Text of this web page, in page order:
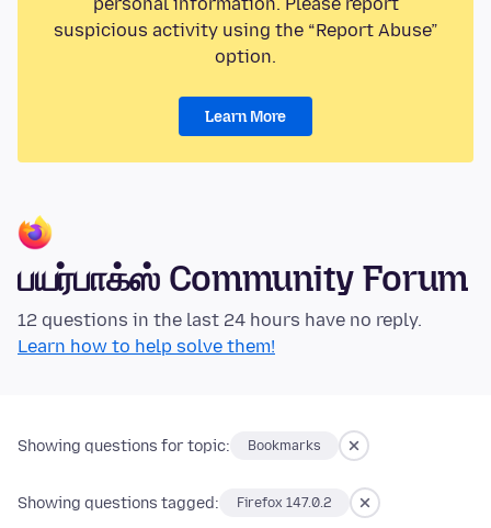
personal information. Please report
suspicious activity using the “Report Abuse”
option.
Learn More
பயர்பாக்ஸ் Community Forum
12 questions in the last 24 hours have no reply.
Learn how to help solve them!
Showing questions for topic: Bookmarks
Showing questions tagged: Firefox 147.0.2